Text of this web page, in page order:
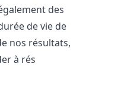
des
de vie de
nos résultats,
à rés